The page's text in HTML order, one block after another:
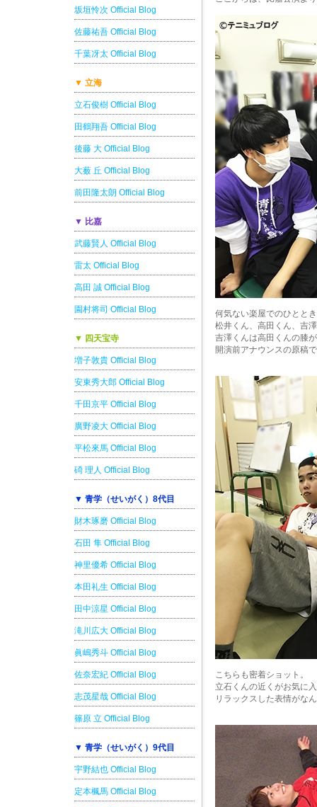
坂垣怜次 Official Blog
佐藤祐吾 Official Blog
千葉冴太 Official Blog
▼ 立海
立石俊樹 Official Blog
田鶴翔吾 Official Blog
後藤 大 Official Blog
大薮 丘 Official Blog
前田隆太朗 Official Blog
▼ 比嘉
武藤賢人 Official Blog
雷太 Official Blog
高田 誠 Official Blog
園村将司 Official Blog
▼ 四天宝寺
増子敦貴 Official Blog
安東秀大郎 Official Blog
千田京平 Official Blog
廣野凌大 Official Blog
平松來馬 Official Blog
碕 理人 Official Blog
▼ 青学（せいがく）8代目
財木琢磨 Official Blog
石田 隼 Official Blog
神里優希 Official Blog
本田礼生 Official Blog
田中涼星 Official Blog
滝川広大 Official Blog
眞嶋秀斗 Official Blog
佐奈宏紀 Official Blog
志茂星哉 Official Blog
篠原 立 Official Blog
▼ 青学（せいがく）9代目
宇野結也 Official Blog
定本楓馬 Official Blog
何気ない楽屋でのひとと
松井くん、高田くん、吉
吉澤くんは高田くんの膝
開演前アナウンスの原稿
こちらも密着ショット。
立石くんの近くがお気に
リラックスした表情がな